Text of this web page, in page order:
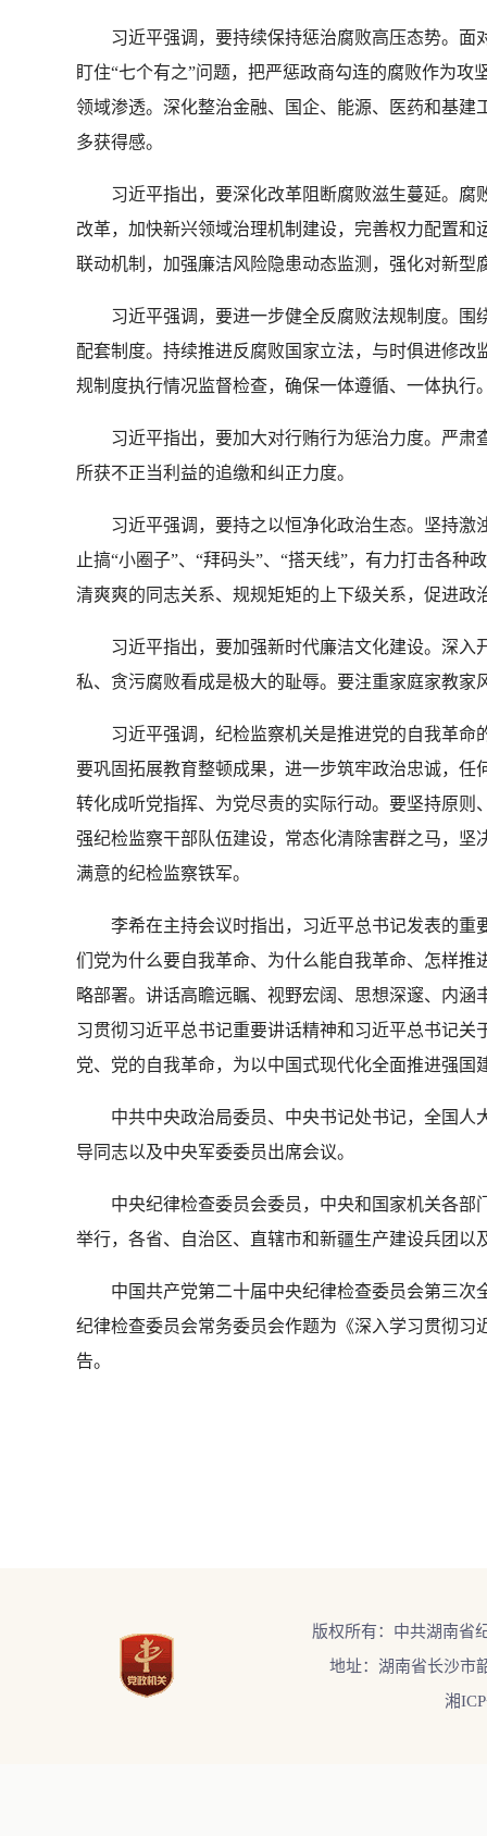
习近平强调，要持续保持惩治腐败高压态势。面
盯住“七个有之”问题，把严惩政商勾连的腐败作为
领域渗透。深化整治金融、国企、能源、医药和基
多获得感。
习近平指出，要深化改革阻断腐败滋生蔓延。腐
改革，加快新兴领域治理机制建设，完善权力配置
联动机制，加强廉洁风险隐患动态监测，强化对新型
习近平强调，要进一步健全反腐败法规制度。围
配套制度。持续推进反腐败国家立法，与时俱进修
规制度执行情况监督检查，确保一体遵循、一体执行
习近平指出，要加大对行贿行为惩治力度。严肃
所获不正当利益的追缴和纠正力度。
习近平强调，要持之以恒净化政治生态。坚持激浊
止搞“小圈子”、“拜码头”、“搭天线”，有力打击各
清爽爽的同志关系、规规矩矩的上下级关系，促进政
习近平指出，要加强新时代廉洁文化建设。深入
私、贪污腐败看成是极大的耻辱。要注重家庭家教
习近平强调，纪检监察机关是推进党的自我革命
要巩固拓展教育整顿成果，进一步筑牢政治忠诚，任
转化成听党指挥、为党尽责的实际行动。要坚持原
强纪检监察干部队伍建设，常态化清除害群之马，
满意的纪检监察铁军。
李希在主持会议时指出，习近平总书记发表的重
们党为什么要自我革命、为什么能自我革命、怎样
略部署。讲话高瞻远瞩、视野宏阔、思想深邃、内
习贯彻习近平总书记重要讲话精神和习近平总书记关
党、党的自我革命，为以中国式现代化全面推进强国
中共中央政治局委员、中央书记处书记，全国人
导同志以及中央军委委员出席会议。
中央纪律检查委员会委员，中央和国家机关各部
举行，各省、自治区、直辖市和新疆生产建设兵团以
中国共产党第二十届中央纪律检查委员会第三次
纪律检查委员会常务委员会作题为《深入学习贯彻
告。
版权所有：中共湖南省
地址：湖南省长沙市
湘